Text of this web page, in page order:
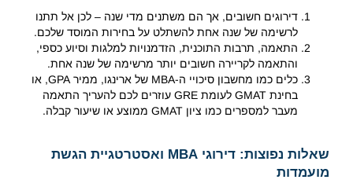
דירוגים חשובים, אך הם משתנים מדי שנה – לכן אל תתנו
לרשימה של שנה אחת להשתלט על בחירות המוסד שלכם.
התאמה, תרבות התוכנית, הזדמנויות למלגות וסיוע כספי,
והתאמה לקריירה חשובים יותר מרשימה של שנה אחת.
כלים כמו מחשבון סיכויי ה-MBA של ארינגו, ממיר GPA, או
בחינת GMAT לעומת GRE עוזרים לכם להעריך התאמה
מעבר למספרים כמו ציון GMAT ממוצע או שיעור קבלה.
שאלות נפוצות: דירוגי MBA ואסטרטגיית הגשת
מועמדות